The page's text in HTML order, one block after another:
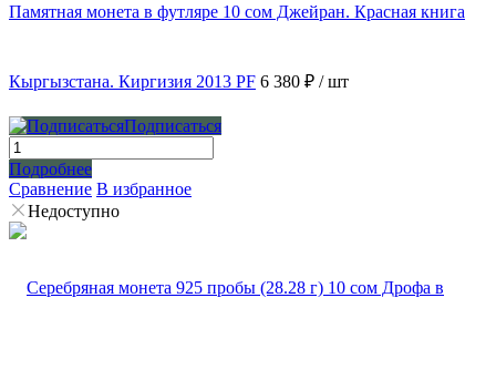
Памятная монета в футляре 10 сом Джейран. Красная книга
Кыргызстана. Киргизия 2013 PF 6 380 ₽ / шт
Подписаться
Подробнее
Сравнение В избранное
Недоступно